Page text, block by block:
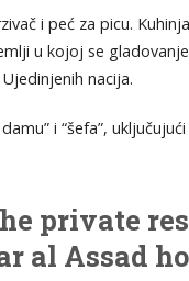
i peć za picu.
u kojoj se
nacija.
i “šefa”,
private
al Assad